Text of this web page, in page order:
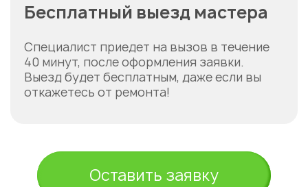
Бесплатный выезд мастера
Специалист приедет на вызов в течение
40 минут, после оформления заявки.
Выезд будет бесплатным, даже если вы
откажетесь от ремонта!
Оставить заявку